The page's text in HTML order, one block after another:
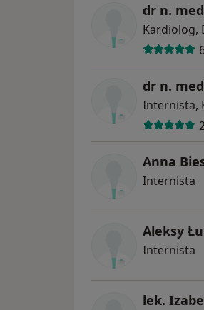
dr n.
Kardiolog,
dr n.
Internista,
Anna
Internista
Aleksy
Internista
lek.